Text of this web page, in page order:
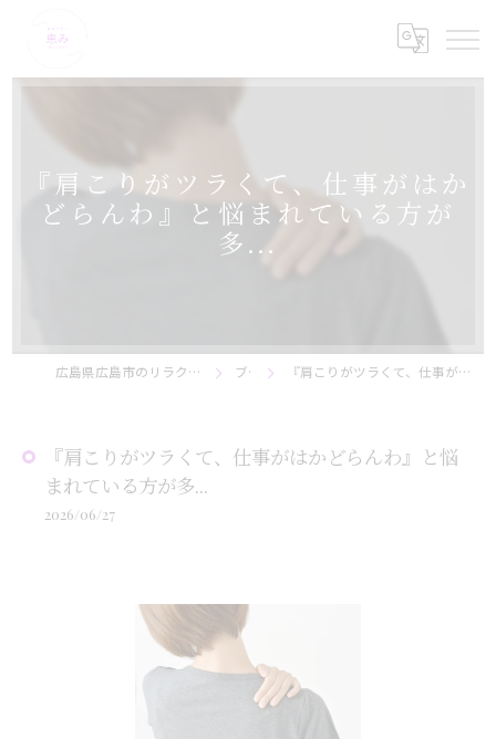
『肩こりがツラくて、仕事がはか
どらんわ』と悩まれている方が
多...
広島県広島市のリラクゼーションなら美骨サロン恵み ブログ 『肩こりがツラくて、仕事がはかどらんわ』と悩まれている方が多...
『肩こりがツラくて、仕事がはかどらんわ』と悩
まれている方が多...
2026/06/27